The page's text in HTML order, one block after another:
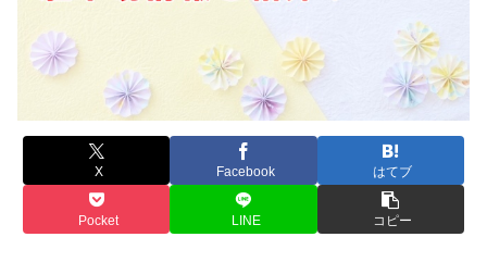
X Facebook はてブ
Pocket LINE コピー